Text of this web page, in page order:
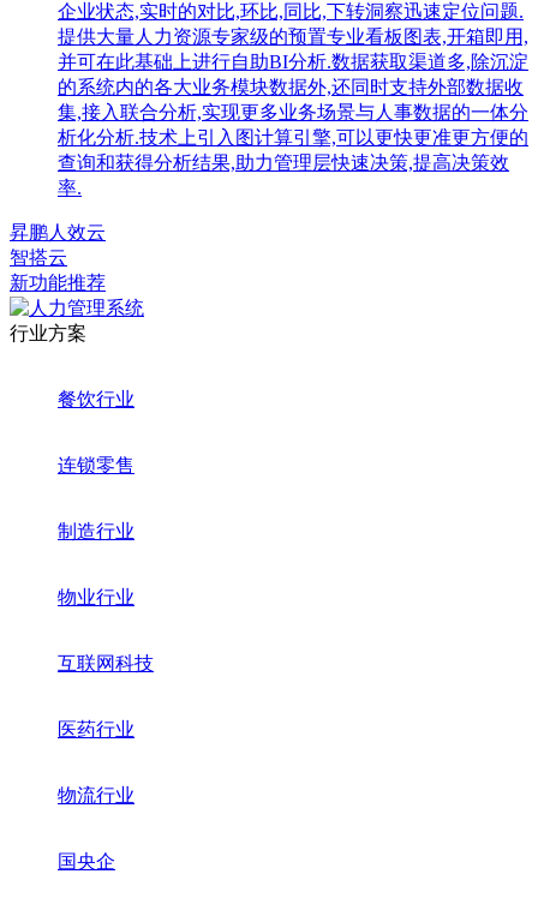
企业状态,实时的对比,环比,同比,下转洞察迅速定位问题.
提供大量人力资源专家级的预置专业看板图表,开箱即用,
并可在此基础上进行自助BI分析.数据获取渠道多,除沉淀
的系统内的各大业务模块数据外,还同时支持外部数据收
集,接入联合分析,实现更多业务场景与人事数据的一体分
析化分析.技术上引入图计算引擎,可以更快更准更方便的
查询和获得分析结果,助力管理层快速决策,提高决策效
率.
昇鹏人效云
智搭云
新功能推荐
行业方案
餐饮行业
连锁零售
制造行业
物业行业
互联网科技
医药行业
物流行业
国央企